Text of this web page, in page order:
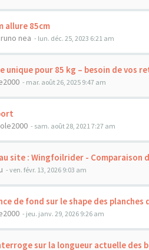
allure 85cm
nea - lun. déc. 25, 2023 6:21 am
unique pour 85 kg – besoin de vos
- mar. août 26, 2025 9:47 am
- sam. août 28, 2021 7:27 am
site : Wingfoilrider - Comparaison
- ven. févr. 13, 2026 9:03 am
de fond sur le shape des planches
- jeu. janv. 29, 2026 9:26 am
sur la longueur actuelle des